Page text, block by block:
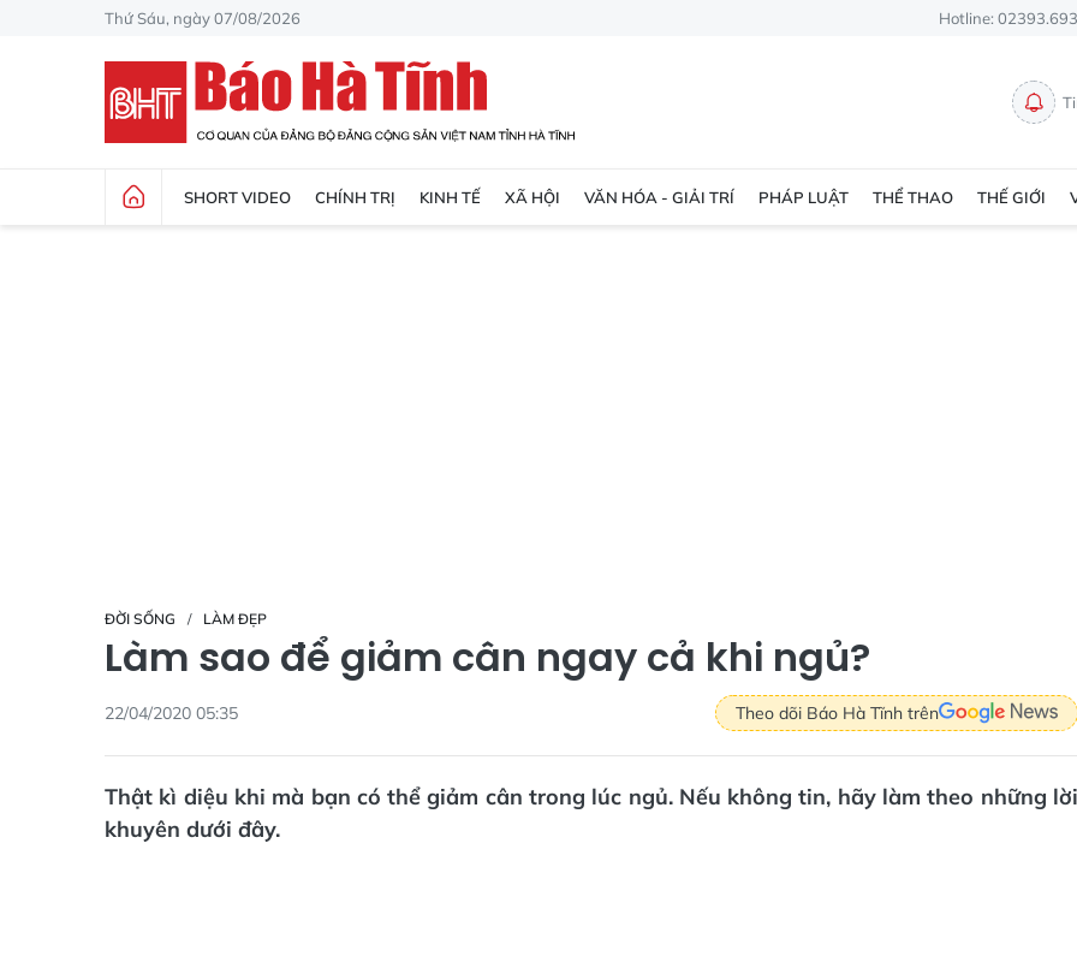
Thứ Sáu, ngày 07/08/2026 Hotline:
SHORT VIDEO CHÍNH TRỊ KINH TẾ XÃ HỘI VĂN HÓA - GIẢI TRÍ PHÁP LUẬT THỂ THAO THẾ GIỚI
ĐỜI SỐNG LÀM ĐẸP
Làm sao để giảm cân ngay cả khi ngủ?
22/04/2020 05:35 Theo dõi Báo Hà Tĩnh trên
Thật kì diệu khi mà bạn có thể giảm cân trong lúc ngủ. Nếu không tin, hãy làm theo những lời
khuyên dưới đây.